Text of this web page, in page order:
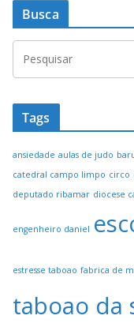
Busca
Tags
ansiedade aulas de judo
catedral campo limpo circo
deputado ribamar diocese
engenheiro daniel
estresse taboao fabrica de
taboao da